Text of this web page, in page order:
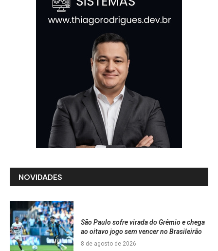
NOVIDADES
São Paulo sofre virada do Grêmio e chega
ao oitavo jogo sem vencer no Brasileirão
8 de agosto de 2026